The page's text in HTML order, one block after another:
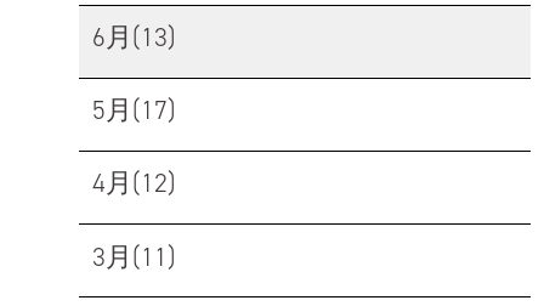
6月(13)
5月(17)
4月(12)
3月(11)